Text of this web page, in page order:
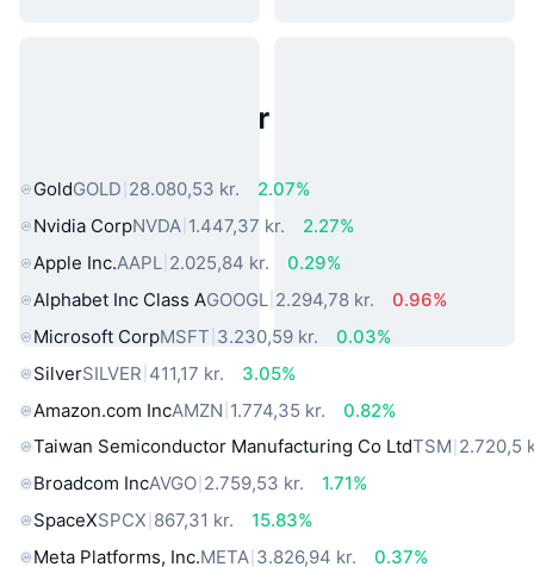
Populære aktiver fra den virkelige
GoldGOLD 28.080,53 kr.
2.07%
Nvidia CorpNVDA 1.447,37 kr.
2.27%
Apple Inc.AAPL 2.025,84 kr.
0.29%
Alphabet Inc Class AGOOGL 2.294,78 kr.
0.96%
Microsoft CorpMSFT 3.230,59 kr.
0.03%
SilverSILVER 411,17 kr.
3.05%
Amazon.com IncAMZN 1.774,35 kr.
0.82%
Taiwan Semiconductor Manufacturing Co LtdTSM 2.720,5
Broadcom IncAVGO 2.759,53 kr.
1.71%
SpaceXSPCX 867,31 kr.
15.83%
Meta Platforms, Inc.META 3.826,94 kr.
0.37%